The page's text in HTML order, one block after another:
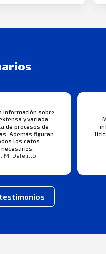
información sobre
y variada
de procesos de
Además figuran
los datos
necesarios.
M. Defelitto